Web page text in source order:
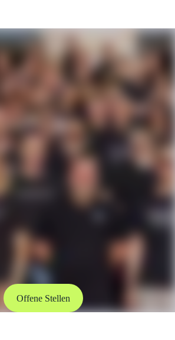
Stellenangebote –
build the
future.
Offene Stellen